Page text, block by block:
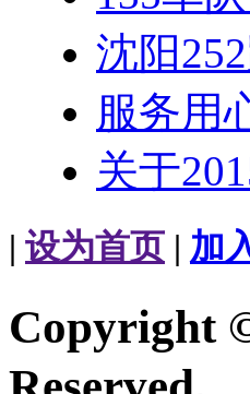
沈阳
服务用
关于
| 设为首页 | 加
Copyright